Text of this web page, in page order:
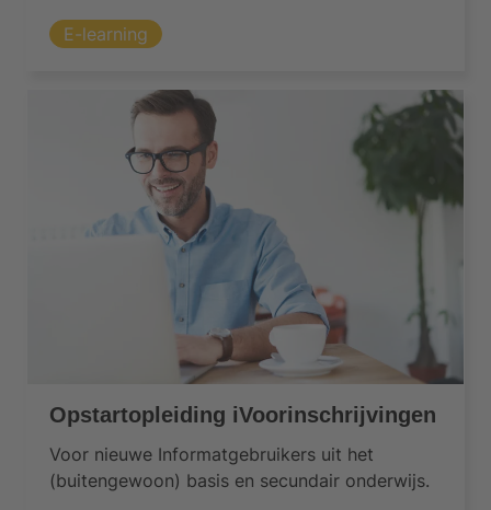
E-learning
Opstartopleiding iVoorinschrijvingen
Voor nieuwe Informatgebruikers uit het
(buitengewoon) basis en secundair onderwijs.